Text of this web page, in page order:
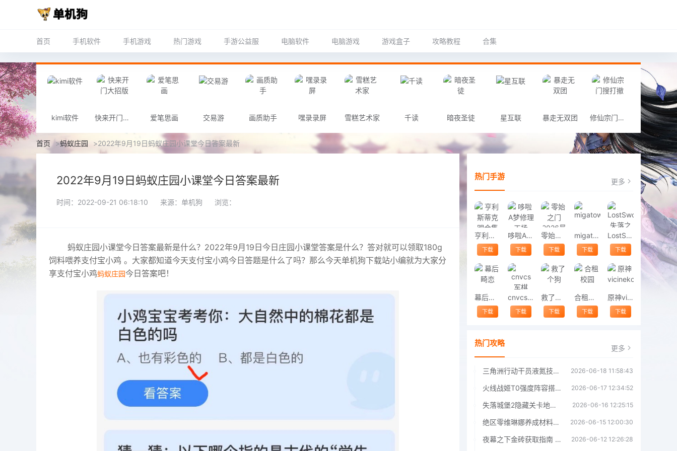
首页 手机软件 手机游戏 热门游戏 手游公益服 电脑软件 电脑游戏 游戏盒子 攻略教程 合集
kimi软件 快来开门大招版 爱笔思画 交易游 画质助手 嘿录录屏 雪糕艺术家 千读 暗夜圣徒 星互联 暴走无双团 修仙宗门搜打撤
首页 >蚂蚁庄园 >2022年9月19日蚂蚁庄园小课堂今日答案最新
2022年9月19日蚂蚁庄园小课堂今日答案最新
时间：2022-09-21 06:18:10 来源：单机狗 浏览：
蚂蚁庄园小课堂今日答案最新是什么？2022年9月19日今日庄园小课堂答案是什么？答对就可以领取180g
饲料喂养支付宝小鸡 。大家都知道今天支付宝小鸡今日答题是什么了吗？那么今天单机狗下载站小编就为大家分
享支付宝小鸡蚂蚁庄园今日答案吧！
热门手游 更多
亨利斯蒂克明合集
下载
哆啦A梦修理工场
下载
零始之门2026最新版
下载
migatowemyworld1.68
下载
LostSword失落之剑
下载
幕后畸恋
下载
cnvcs军棋
下载
救了个狗
下载
合租校园
下载
原神vicineko
下载
热门攻略 更多
三角洲行动干员液氮技能效果详解 三角洲行动干员液氮技能介绍 2026-06-18 11:58:43
火线战姬T0强度阵容搭配推荐 火线战姬T0强度阵容哪个好 2026-06-17 12:34:52
失落城堡2隐藏关卡地图解锁指南 2026-06-16 12:25:15
绝区零维琳娜养成材料汇总指南 2026-06-15 12:00:30
夜幕之下金砖获取指南 夜幕之下金砖获取方法 2026-06-12 12:26:28